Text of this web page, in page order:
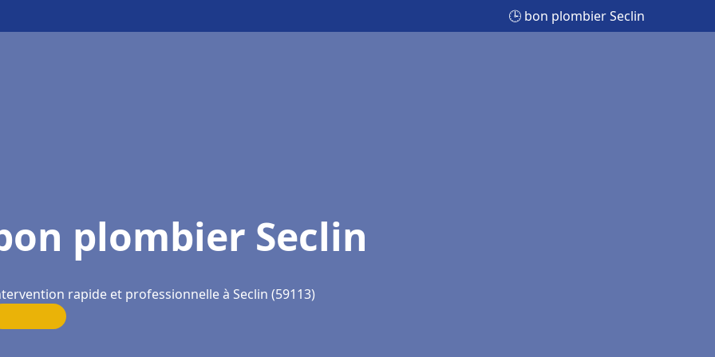
🕒 bon plombier Seclin
plombier Seclin
rapide et professionnelle à Seclin (59113)